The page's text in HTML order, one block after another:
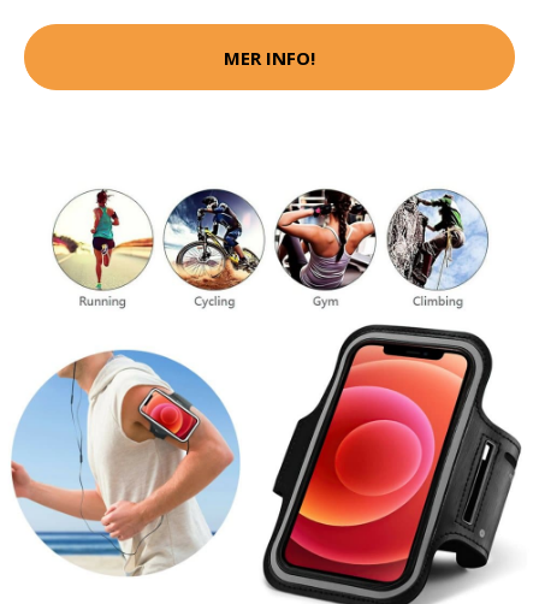
MER INFO!